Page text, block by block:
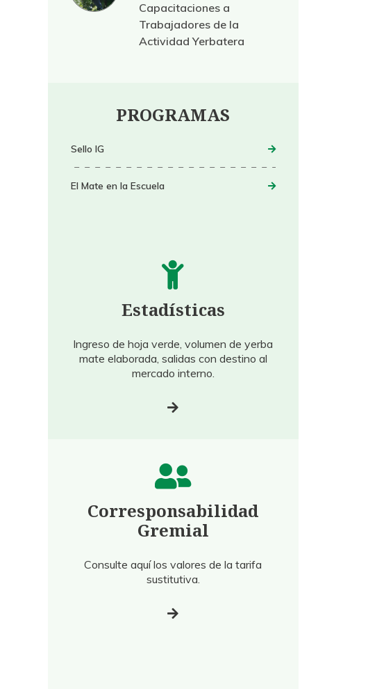
Capacitaciones a
Trabajadores de la
Actividad Yerbatera
PROGRAMAS
Sello IG
El Mate en la Escuela
Estadísticas
Ingreso de hoja verde, volumen de yerba
mate elaborada, salidas con destino al
mercado interno.
Corresponsabilidad
Gremial
Consulte aquí los valores de la tarifa
sustitutiva.